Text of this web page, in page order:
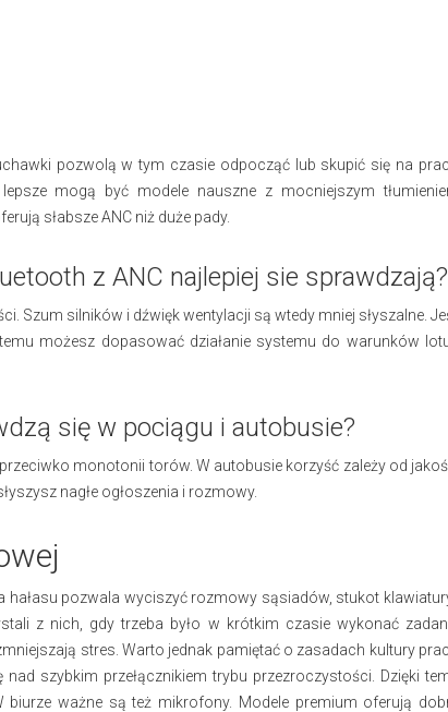
pozwolą w tym czasie odpocząć lub skupić się na
mogą być modele nauszne z mocniejszym
słabsze ANC niż duże pady.
z ANC najlepiej sie sprawdzają?
Szum silników i dźwięk wentylacji są wtedy mniej słyszalne.
możesz dopasować działanie systemu do warunków
się w pociągu i autobusie?
monotonii torów. W autobusie korzyść zależy od
nagłe ogłoszenia i rozmowy.
hałasu pozwala wyciszyć rozmowy sąsiadów, stukot
z nich, gdy trzeba było w krótkim czasie wykonać
stres. Warto jednak pamiętać o zasadach kultury
szybkim przełącznikiem trybu przezroczystości. Dzięki
biurze ważne są też mikrofony. Modele premium oferują